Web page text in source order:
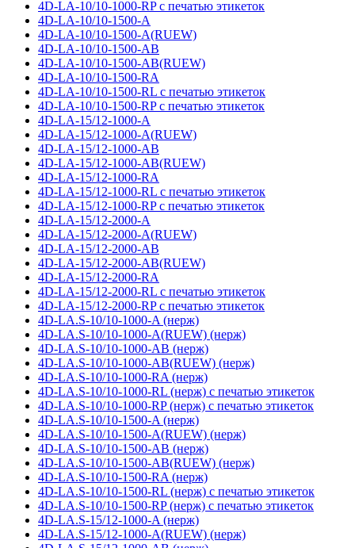
4D-LA-10/10-1000-RP с печатью этикеток
4D-LA-10/10-1500-A
4D-LA-10/10-1500-A(RUEW)
4D-LA-10/10-1500-AB
4D-LA-10/10-1500-AB(RUEW)
4D-LA-10/10-1500-RA
4D-LA-10/10-1500-RL с печатью этикеток
4D-LA-10/10-1500-RP с печатью этикеток
4D-LA-15/12-1000-A
4D-LA-15/12-1000-A(RUEW)
4D-LA-15/12-1000-AB
4D-LA-15/12-1000-AB(RUEW)
4D-LA-15/12-1000-RA
4D-LA-15/12-1000-RL с печатью этикеток
4D-LA-15/12-1000-RP с печатью этикеток
4D-LA-15/12-2000-A
4D-LA-15/12-2000-A(RUEW)
4D-LA-15/12-2000-AB
4D-LA-15/12-2000-AB(RUEW)
4D-LA-15/12-2000-RA
4D-LA-15/12-2000-RL с печатью этикеток
4D-LA-15/12-2000-RP с печатью этикеток
4D-LA.S-10/10-1000-A (нерж)
4D-LA.S-10/10-1000-A(RUEW) (нерж)
4D-LA.S-10/10-1000-AB (нерж)
4D-LA.S-10/10-1000-AB(RUEW) (нерж)
4D-LA.S-10/10-1000-RA (нерж)
4D-LA.S-10/10-1000-RL (нерж) с печатью этикеток
4D-LA.S-10/10-1000-RP (нерж) с печатью этикеток
4D-LA.S-10/10-1500-A (нерж)
4D-LA.S-10/10-1500-A(RUEW) (нерж)
4D-LA.S-10/10-1500-AB (нерж)
4D-LA.S-10/10-1500-AB(RUEW) (нерж)
4D-LA.S-10/10-1500-RA (нерж)
4D-LA.S-10/10-1500-RL (нерж) с печатью этикеток
4D-LA.S-10/10-1500-RP (нерж) с печатью этикеток
4D-LA.S-15/12-1000-A (нерж)
4D-LA.S-15/12-1000-A(RUEW) (нерж)